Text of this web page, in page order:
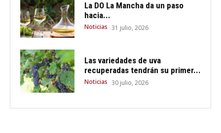
La DO La Mancha da un paso
hacia...
Noticias 31 julio, 2026
Las variedades de uva
recuperadas tendrán su primer...
Noticias 30 julio, 2026